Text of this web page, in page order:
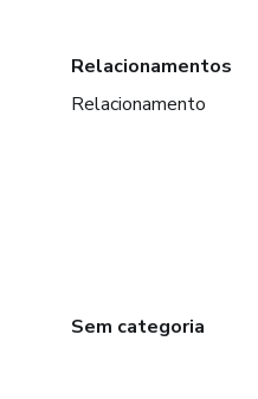
Relacionamentos
Relacionamento
Sem categoria